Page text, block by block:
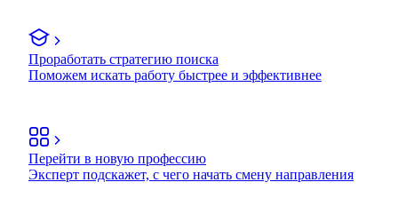
Проработать стратегию поиска
Поможем искать работу быстрее и эффективнее
Перейти в новую профессию
Эксперт подскажет, с чего начать смену направления